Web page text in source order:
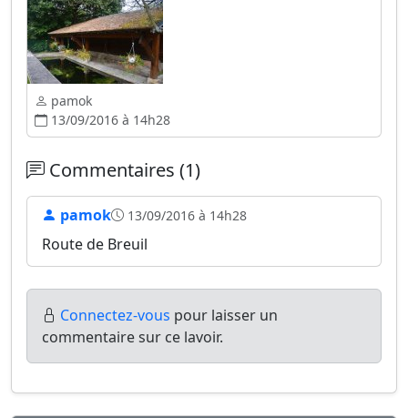
pamok
13/09/2016 à 14h28
Commentaires (1)
pamok 13/09/2016 à 14h28
Route de Breuil
Connectez-vous pour laisser un
commentaire sur ce lavoir.